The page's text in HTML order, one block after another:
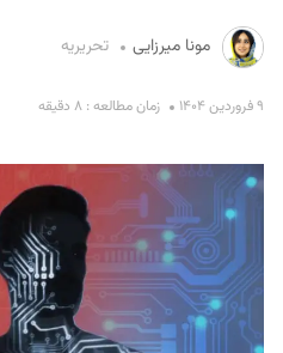
مونا میرزایی تحریریه
۹ فروردین ۱۴۰۴ زمان مطالعه : ۸ دقیقه